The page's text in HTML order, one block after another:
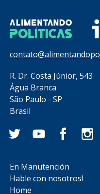
R. Dr. Costa Júnior, 543
Água Branca
São Paulo - SP
Brasil
En Manutención
Hable con nosotros!
Home